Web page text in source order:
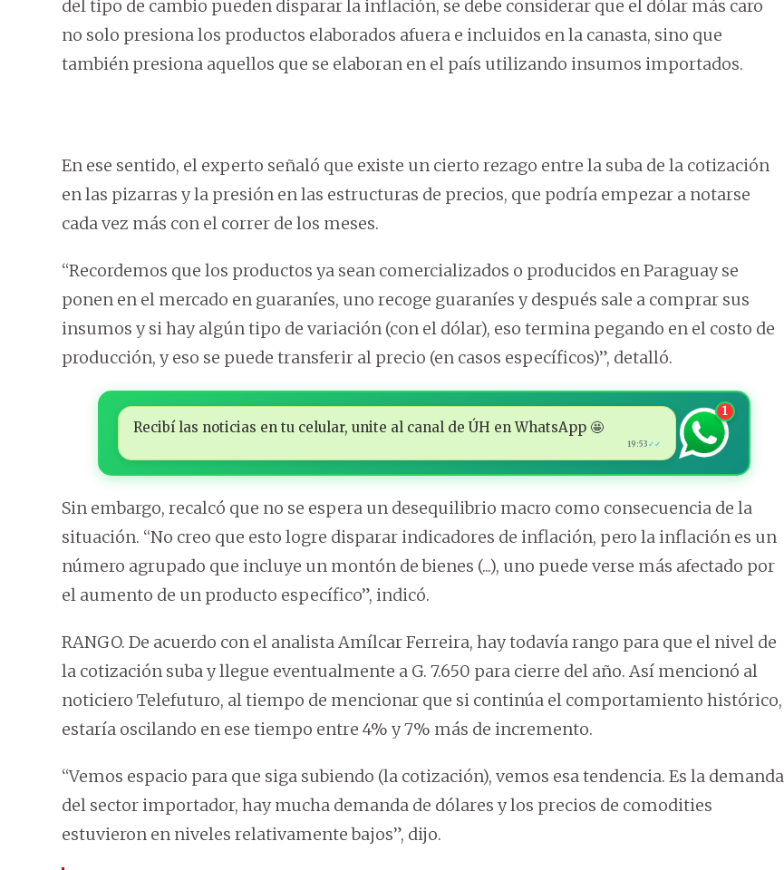
del tipo de cambio pueden disparar la inflación, se debe considerar que el dólar más caro
no solo presiona los productos elaborados afuera e incluidos en la canasta, sino que
también presiona aquellos que se elaboran en el país utilizando insumos importados.
En ese sentido, el experto señaló que existe un cierto rezago entre la suba de la cotización
en las pizarras y la presión en las estructuras de precios, que podría empezar a notarse
cada vez más con el correr de los meses.
“Recordemos que los productos ya sean comercializados o producidos en Paraguay se
ponen en el mercado en guaraníes, uno recoge guaraníes y después sale a comprar sus
insumos y si hay algún tipo de variación (con el dólar), eso termina pegando en el costo de
producción, y eso se puede transferir al precio (en casos específicos)”, detalló.
Recibí las noticias en tu celular, unite al canal de ÚH en WhatsApp 🤩
19:53 ✓✓
1
Sin embargo, recalcó que no se espera un desequilibrio macro como consecuencia de la
situación. “No creo que esto logre disparar indicadores de inflación, pero la inflación es un
número agrupado que incluye un montón de bienes (...), uno puede verse más afectado por
el aumento de un producto específico”, indicó.
RANGO. De acuerdo con el analista Amílcar Ferreira, hay todavía rango para que el nivel de
la cotización suba y llegue eventualmente a G. 7.650 para cierre del año. Así mencionó al
noticiero Telefuturo, al tiempo de mencionar que si continúa el comportamiento histórico,
estaría oscilando en ese tiempo entre 4% y 7% más de incremento.
“Vemos espacio para que siga subiendo (la cotización), vemos esa tendencia. Es la demanda
del sector importador, hay mucha demanda de dólares y los precios de comodities
estuvieron en niveles relativamente bajos”, dijo.